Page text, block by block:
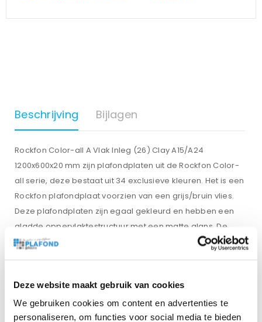
Deze website maakt gebruik van cookies
We gebruiken cookies om content en advertenties te
personaliseren, om functies voor social media te bieden
Beschrijving Bijlagen
Rockfon Color-all A Vlak Inleg (26) Clay A15/A24
1200x600x20 mm zijn plafondplaten uit de Rockfon Color-
all serie, deze bestaat uit 34 exclusieve kleuren. Het is een
Rockfon plafondplaat voorzien van een grijs/bruin vlies.
Deze plafondplaten zijn egaal gekleurd en hebben een
gladde oppervlaktestructuur met een matte glans. De
Rockfon Clay inleg is ook verkrijgbaar in de maat 600×600
Gewicht